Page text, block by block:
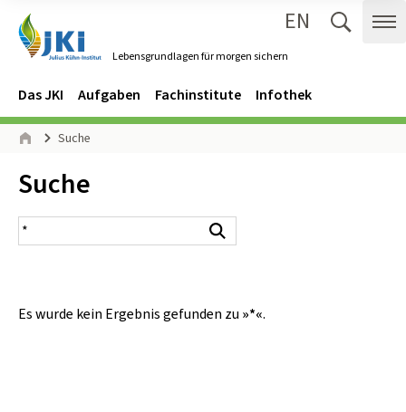
Lebensgrundlagen für morgen sichern
EN
Navigation
Hauptmenü
Das JKI Aufgaben Fachinstitute Infothek
Seitenpfad
Suche
Inhalt:
Suche
Suchergebnis
Es wurde kein Ergebnis gefunden zu »*«.